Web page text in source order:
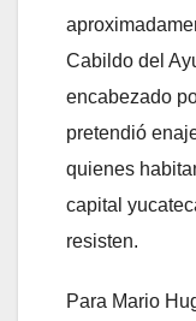
Cabildo del
encabezado
pretendió
quienes
capital
resisten.
Para Mario